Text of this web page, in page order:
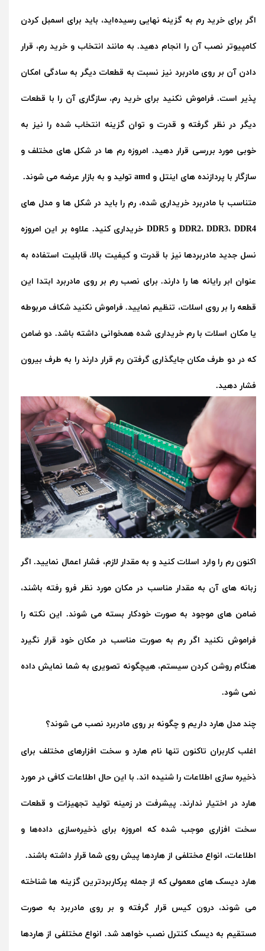
اگر برای خرید رم به گزینه نهایی رسیده‌اید، باید برای اسمبل کردن
کامپیوتر نصب آن را انجام دهید. به مانند انتخاب و خرید رم، قرار
دادن آن بر روی مادربرد نیز نسبت به قطعات دیگر به سادگی امکان
پذیر است. فراموش نکنید برای خرید رم، سازگاری آن را با قطعات
دیگر در نظر گرفته و قدرت و توان گزینه انتخاب شده را نیز به
خوبی مورد بررسی قرار دهید. امروزه رم ها در شکل های مختلف و
سازگار با پردازنده های اینتل و amd تولید و به بازار عرضه می شوند.
متناسب با مادربرد خریداری شده، رم را باید در شکل ها و مدل های
DDR2، DDR3، DDR4 و DDR5 خریداری کنید. علاوه بر این امروزه
نسل جدید مادربردها نیز با قدرت و کیفیت بالا، قابلیت استفاده به
عنوان ابر رایانه ها را دارند. برای نصب رم بر روی مادربرد ابتدا این
قطعه را بر روی اسلات، تنظیم نمایید. فراموش نکنید شکاف مربوطه
یا مکان اسلات با رم خریداری شده همخوانی داشته باشد. دو ضامن
که در دو طرف مکان جایگذاری گرفتن رم قرار دارند را به طرف بیرون
فشار دهید.
اکنون رم را وارد اسلات کنید و به مقدار لازم، فشار اعمال نمایید. اگر
زبانه های آن به مقدار مناسب در مکان مورد نظر فرو رفته باشند،
ضامن های موجود به صورت خودکار بسته می شوند. این نکته را
فراموش نکنید اگر رم به صورت مناسب در مکان خود قرار نگیرد
هنگام روشن کردن سیستم، هیچگونه تصویری به شما نمایش داده
نمی شود.
چند مدل هارد داریم و چگونه بر روی مادربرد نصب می شوند؟
اغلب کاربران تاکنون تنها نام هارد و سخت افزارهای مختلف برای
ذخیره سازی اطلاعات را شنیده اند. با این حال اطلاعات کافی در مورد
هارد در اختیار ندارند. پیشرفت در زمینه تولید تجهیزات و قطعات
سخت افزاری موجب شده که امروزه برای ذخیره‌سازی داده‌ها و
اطلاعات، انواع مختلفی از هاردها پیش روی شما قرار داشته باشند.
هارد دیسک های معمولی که از جمله پرکاربردترین گزینه ها شناخته
می شوند، درون کیس قرار گرفته و بر روی مادربرد به صورت
مستقیم به دیسک کنترل نصب خواهد شد. انواع مختلفی از هاردها